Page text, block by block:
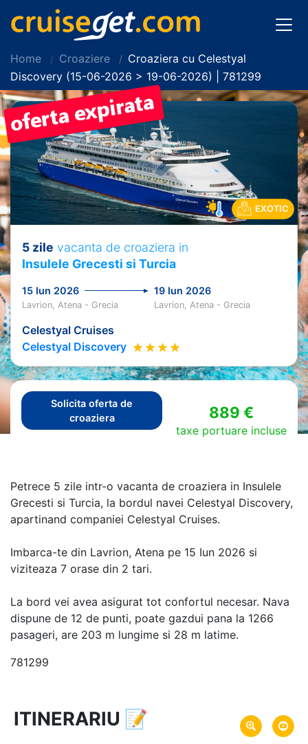
Home Croaziere
Croaziera cu Celestyal
Discovery (15-06-2026 > 19-06-2026) | 781299
EXOTIC
5 zile vacanta de croaziera in
Insulele Grecesti si Turcia
15 Iun 2026 19 Iun 2026
Lavrion, Atena - Grecia Lavrion, Atena - Grecia
Celestyal Cruises
Celestyal Discovery
Solicita oferta de
croaziera
889 €
taxe portuare incluse
Petrece 5 zile intr-o vacanta de croaziera in Insulele
Grecesti si Turcia, la bordul navei Celestyal Discovery,
apartinand companiei Celestyal Cruises.
Imbarca-te din Lavrion, Atena pe 15 Iun 2026 si
viziteaza 7 orase din 2 tari.
La bord vei avea asigurat tot confortul necesar. Nava
dispune de 12 de punti, poate gazdui pana la 1266
pasageri, are 203 m lungime si 28 m latime.
781299
5 zile vacanta de croaziera in
Insulele Grecesti si Turcia -
ITINERARIU 📝